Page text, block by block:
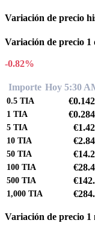
Variación de precio
Variación de precio
-0.82%
Importe Hoy 5:30
0.5 TIA
1 TIA
5 TIA
10 TIA
50 TIA
100 TIA
500 TIA
1,000 TIA
Variación de precio 1